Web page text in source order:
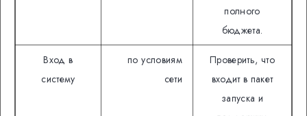
полного
бюджета.
Вход в
систему
по условиям
сети
Проверить, что
входит в пакет
запуска и